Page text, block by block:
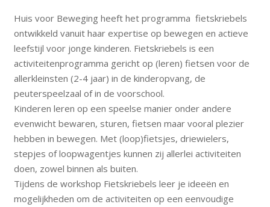
Huis voor Beweging heeft het programma fietskriebels
ontwikkeld vanuit haar expertise op bewegen en actieve
leefstijl voor jonge kinderen. Fietskriebels is een
activiteitenprogramma gericht op (leren) fietsen voor de
allerkleinsten (2-4 jaar) in de kinderopvang, de
peuterspeelzaal of in de voorschool.
Kinderen leren op een speelse manier onder andere
evenwicht bewaren, sturen, fietsen maar vooral plezier
hebben in bewegen. Met (loop)fietsjes, driewielers,
stepjes of loopwagentjes kunnen zij allerlei activiteiten
doen, zowel binnen als buiten.
Tijdens de workshop Fietskriebels leer je ideeën en
mogelijkheden om de activiteiten op een eenvoudige